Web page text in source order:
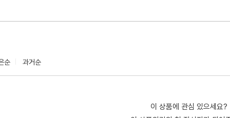
순 과거순
이 상품에 관심 있으세요?